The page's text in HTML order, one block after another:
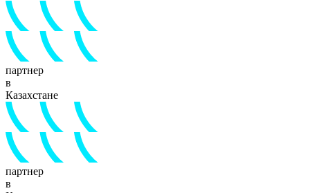
партнер
в
Казахстане
партнер
в